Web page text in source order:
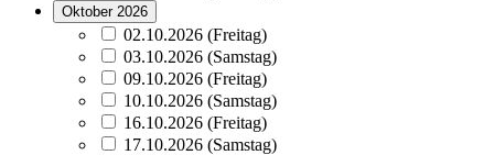
Oktober 2026
02.10.2026 (Freitag)
03.10.2026 (Samstag)
09.10.2026 (Freitag)
10.10.2026 (Samstag)
16.10.2026 (Freitag)
17.10.2026 (Samstag)